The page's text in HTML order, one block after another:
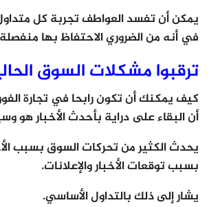
يمكن أن تفسد العواطف تجربة كل
في أنه من الضروري الاحتفاظ بها
ترقبوا مشكلات السوق
كيف يمكنك أن تكون رابحا في تجارة
أن البقاء على دراية بأحدث الأخبار هو
يحدث الكثير من تحركات السوق بسبب
بسبب توقعات الأخبار والإعلانات.
يشار إلى ذلك بالتداول الأساسي.